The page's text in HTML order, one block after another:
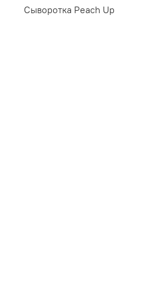
Сыворотка Peach Up